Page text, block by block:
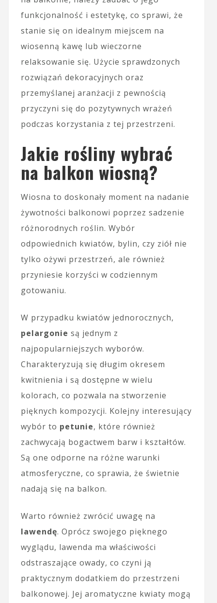
funkcjonalność i estetykę, co sprawi, że
stanie się on idealnym miejscem na
wiosenną kawę lub wieczorne
relaksowanie się. Użycie sprawdzonych
rozwiązań dekoracyjnych oraz
przemyślanej aranżacji z pewnością
przyczyni się do pozytywnych wrażeń
podczas korzystania z tej przestrzeni.
Jakie rośliny wybrać
na balkon wiosną?
Wiosna to doskonały moment na nadanie
żywotności balkonowi poprzez sadzenie
różnorodnych roślin. Wybór
odpowiednich kwiatów, bylin, czy ziół nie
tylko ożywi przestrzeń, ale również
przyniesie korzyści w codziennym
gotowaniu.
W przypadku kwiatów jednorocznych,
pelargonie są jednym z
najpopularniejszych wyborów.
Charakteryzują się długim okresem
kwitnienia i są dostępne w wielu
kolorach, co pozwala na stworzenie
pięknych kompozycji. Kolejny interesujący
wybór to petunie, które również
zachwycają bogactwem barw i kształtów.
Są one odporne na różne warunki
atmosferyczne, co sprawia, że świetnie
nadają się na balkon.
Warto również zwrócić uwagę na
lawendę. Oprócz swojego pięknego
wyglądu, lawenda ma właściwości
odstraszające owady, co czyni ją
praktycznym dodatkiem do przestrzeni
balkonowej. Jej aromatyczne kwiaty mogą